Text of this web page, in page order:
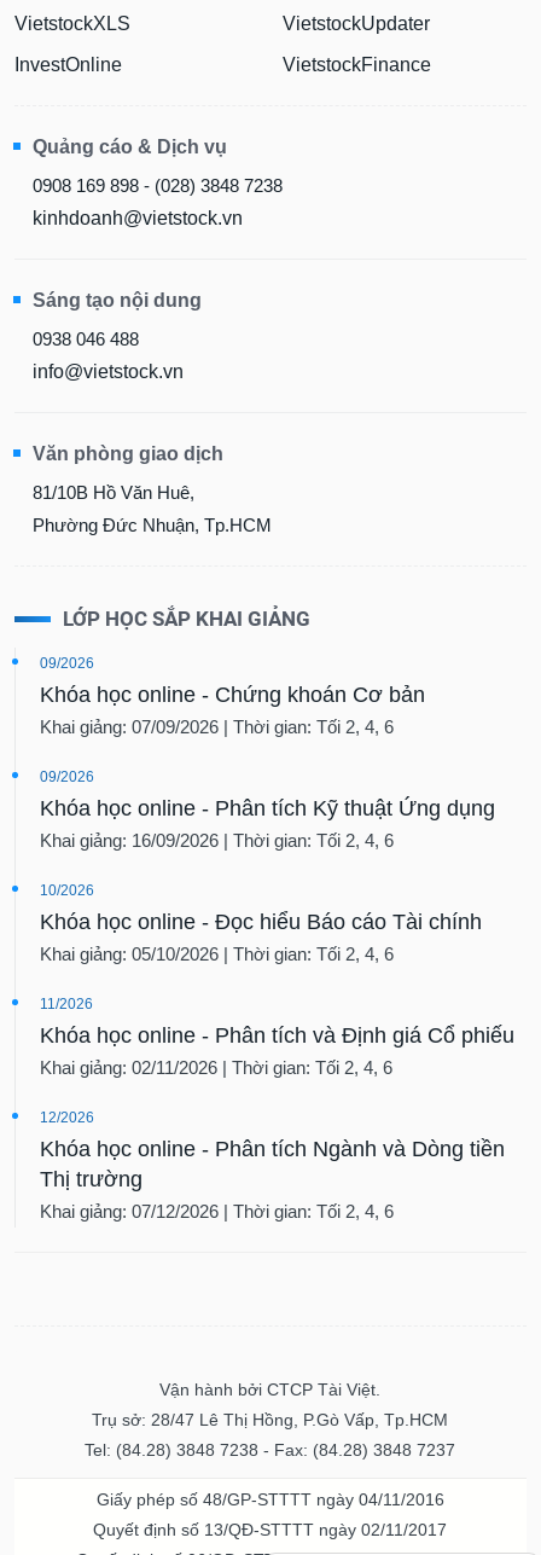
VietstockXLS
InvestOnline
VietstockUpdater
VietstockFinance
Quảng cáo & Dịch vụ
0908 169 898 - (028) 3848 7238
kinhdoanh@vietstock.vn
Sáng tạo nội dung
0938 046 488
info@vietstock.vn
Văn phòng giao dịch
81/10B Hồ Văn Huê,
Phường Đức Nhuận, Tp.HCM
LỚP HỌC SẮP KHAI GIẢNG
09/2026
Khóa học online - Chứng khoán Cơ bản
Khai giảng: 07/09/2026 | Thời gian: Tối 2, 4, 6
09/2026
Khóa học online - Phân tích Kỹ thuật Ứng dụng
Khai giảng: 16/09/2026 | Thời gian: Tối 2, 4, 6
10/2026
Khóa học online - Đọc hiểu Báo cáo Tài chính
Khai giảng: 05/10/2026 | Thời gian: Tối 2, 4, 6
11/2026
Khóa học online - Phân tích và Định giá Cổ phiếu
Khai giảng: 02/11/2026 | Thời gian: Tối 2, 4, 6
12/2026
Khóa học online - Phân tích Ngành và Dòng tiền
Thị trường
Khai giảng: 07/12/2026 | Thời gian: Tối 2, 4, 6
Vận hành bởi CTCP Tài Việt.
Trụ sở: 28/47 Lê Thị Hồng, P.Gò Vấp, Tp.HCM
Tel: (84.28) 3848 7238 - Fax: (84.28) 3848 7237
Giấy phép số 48/GP-STTTT ngày 04/11/2016
Quyết định số 13/QĐ-STTTT ngày 02/11/2017